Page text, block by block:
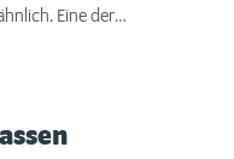
Eine der
ist die umgehende
dem Hund zukommen